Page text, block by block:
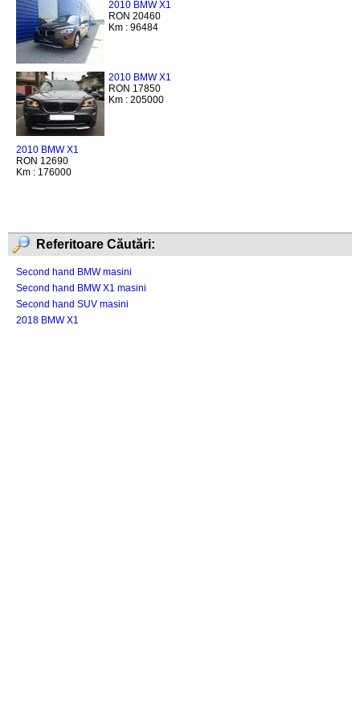
2010 BMW X1
RON 20460
Km : 96484
2010 BMW X1
RON 17850
Km : 205000
2010 BMW X1
RON 12690
Km : 176000
Referitoare Căutări:
Second hand BMW masini
Second hand BMW X1 masini
Second hand SUV masini
2018 BMW X1